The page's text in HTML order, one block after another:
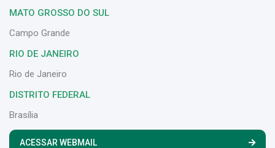
MATO GROSSO DO SUL
Campo Grande
RIO DE JANEIRO
Rio de Janeiro
DISTRITO FEDERAL
Brasília
ACESSAR WEBMAIL